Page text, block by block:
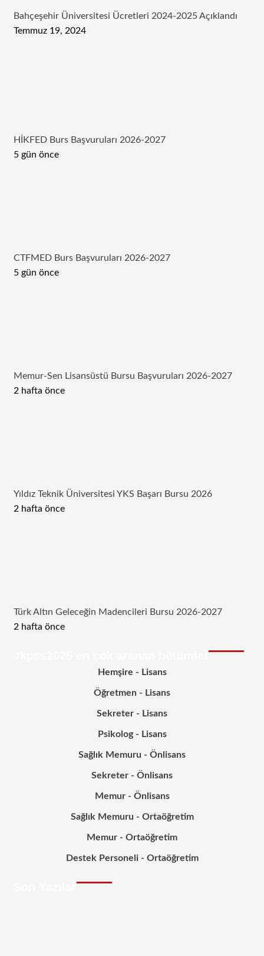
Bahçeşehir Üniversitesi Ücretleri 2024-2025 Açıklandı
Temmuz 19, 2024
HİKFED Burs Başvuruları 2026-2027
5 gün önce
CTFMED Burs Başvuruları 2026-2027
5 gün önce
Memur-Sen Lisansüstü Bursu Başvuruları 2026-2027
2 hafta önce
Yıldız Teknik Üniversitesi YKS Başarı Bursu 2026
2 hafta önce
Türk Altın Geleceğin Madencileri Bursu 2026-2027
2 hafta önce
Hemşire - Lisans
Öğretmen - Lisans
Sekreter - Lisans
Psikolog - Lisans
Sağlık Memuru - Önlisans
Sekreter - Önlisans
Memur - Önlisans
Sağlık Memuru - Ortaöğretim
Memur - Ortaöğretim
Destek Personeli - Ortaöğretim